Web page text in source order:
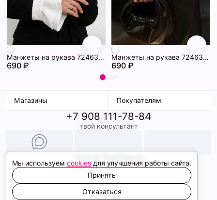
Манжеты на рукава 72463228\25
690 ₽
Манжеты на рукава 72463227\25
690 ₽
Магазины
ТК Терминал
ТРК Континент
Покупателям
Доставка
Условия оплаты
Образы
+7 908 111-78-84
твой консультант
Политика конфиденциальности
Соглашение cookie
Сайт создали
Мы используем cookies для улучшения работы сайта.
Принять
Отказаться